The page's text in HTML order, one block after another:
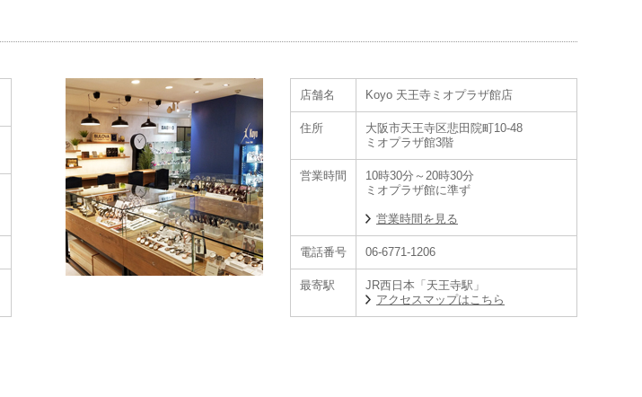
店舗名 Koyo 天王寺ミオプラザ館店
住所
大阪市天王寺区悲田院町10-48
ミオプラザ館3階
営業時間
10時30分～20時30分
ミオプラザ館に準ず
営業時間を見る
電話番号 06-6771-1206
最寄駅
JR西日本「天王寺駅」
アクセスマップはこちら